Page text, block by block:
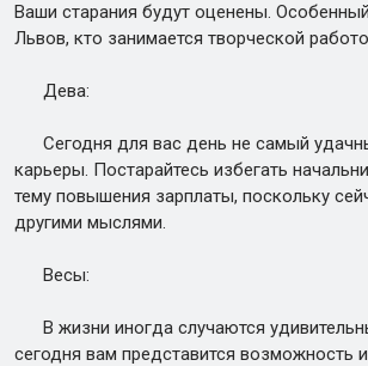
Ваши старания будут оценены.
Львов, кто занимается творческой
Дева:
Сегодня для вас день не самый
карьеры. Постарайтесь избегать
тему повышения зарплаты, поскольку
другими мыслями.
Весы:
В жизни иногда случаются
сегодня вам представится возможность